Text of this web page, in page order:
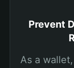
Prevent
As a